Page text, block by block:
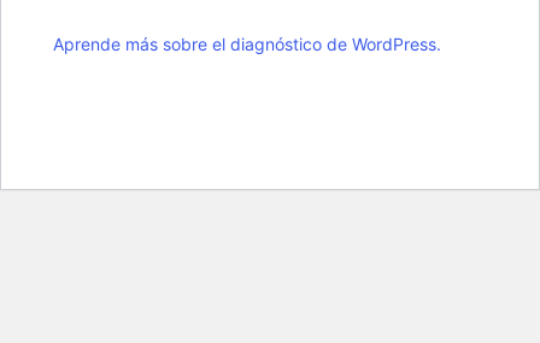
Aprende más sobre el diagnóstico de WordPress.